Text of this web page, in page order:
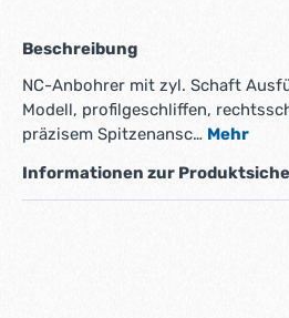
Beschreibung
NC-Anbohrer mit zyl. Schaft
Modell, profilgeschliffen,
präzisem Spitzenansc… Mehr
Informationen zur